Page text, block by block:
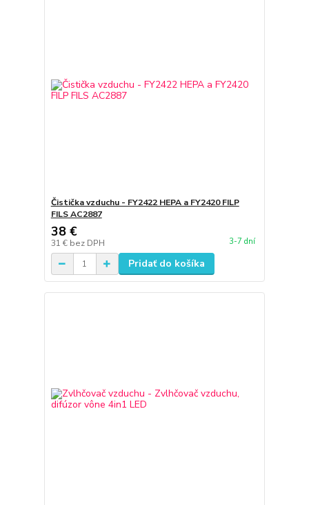
Čistička vzduchu - FY2422 HEPA a FY2420 FILP
FILS AC2887
38 €
31 € bez DPH 3-7 dní
Pridať do košíka